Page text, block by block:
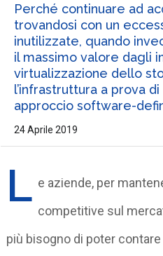
Perché continuare ad
trovandosi con un
inutilizzate, quando
il massimo valore dagli
virtualizzazione dello
l’infrastruttura a prova
approccio software-
24 Aprile 2019
L e aziende, per
competitive sul
più bisogno di poter